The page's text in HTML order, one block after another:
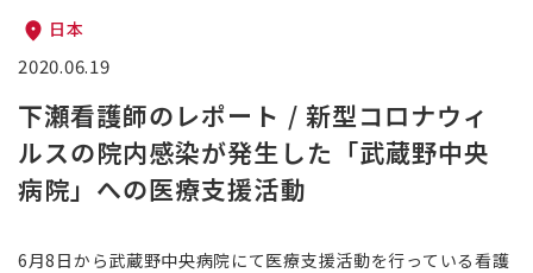
日本
2020.06.19
下瀬看護師のレポート / 新型コロナウィ
ルスの院内感染が発生した「武蔵野中央
病院」への医療支援活動
6月8日から武蔵野中央病院にて医療支援活動を行っている看護